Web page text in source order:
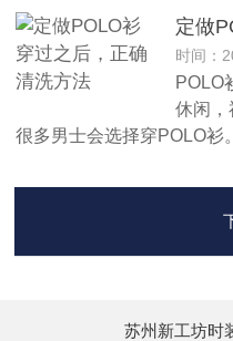
时间：
POLO
休闲，
很多男士会选择穿POLO衫
苏州新工坊时